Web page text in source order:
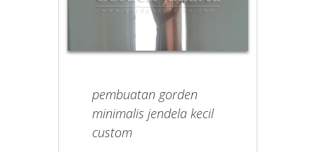
pembuatan gorden
minimalis jendela kecil
custom